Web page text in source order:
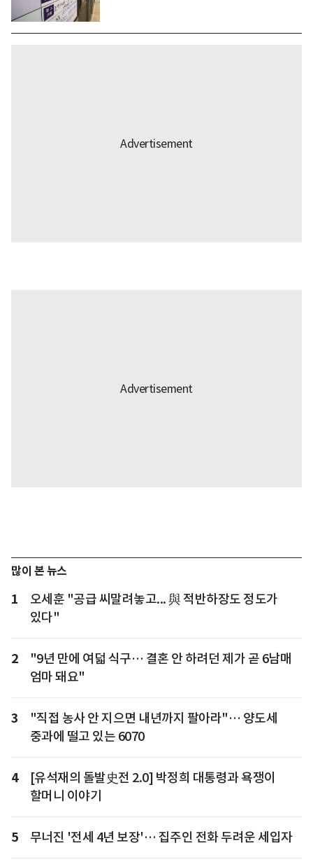
많이 본 뉴스
1
오세훈 "공급 씨말려놓고... 與 적반하장도 정도가
있다"
2
"9년 만에 여덟 식구… 결혼 안 하려던 제가 곧 6남매
엄마 돼요"
3
"직접 농사 안 지으면 내년까지 팔아라"… 양도세
중과에 떨고 있는 6070
4
[유석재의 돌발史전 2.0] 박정희 대통령과 욕쟁이
할머니 이야기
5 무너진 '전세 4년 보장'… 집주인 전화 두려운 세입자